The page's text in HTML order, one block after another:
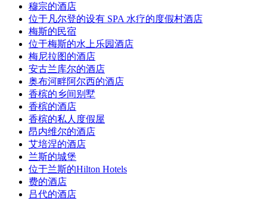
穆宗的酒店
位于凡尔登的设有 SPA 水疗的度假村酒店
梅斯的民宿
位于梅斯的水上乐园酒店
梅尼拉图的酒店
安古兰库尔的酒店
奥布河畔阿尔西的酒店
香槟的乡间别墅
香槟的酒店
香槟的私人度假屋
昂内维尔的酒店
艾培涅的酒店
兰斯的城堡
位于兰斯的Hilton Hotels
费的酒店
吕代的酒店